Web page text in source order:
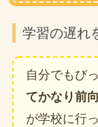
学習の遅れ
自分でもび
てかなり前
が学校に行